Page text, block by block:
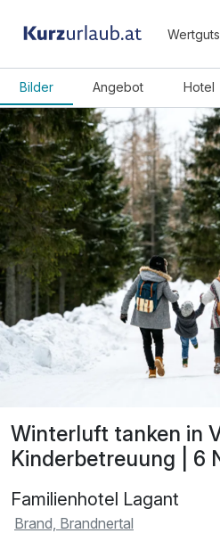
Bilder Angebot Hotel
Winterluft tanken in
Kinderbetreuung | 6
Familienhotel Lagant
Brand, Brandnertal